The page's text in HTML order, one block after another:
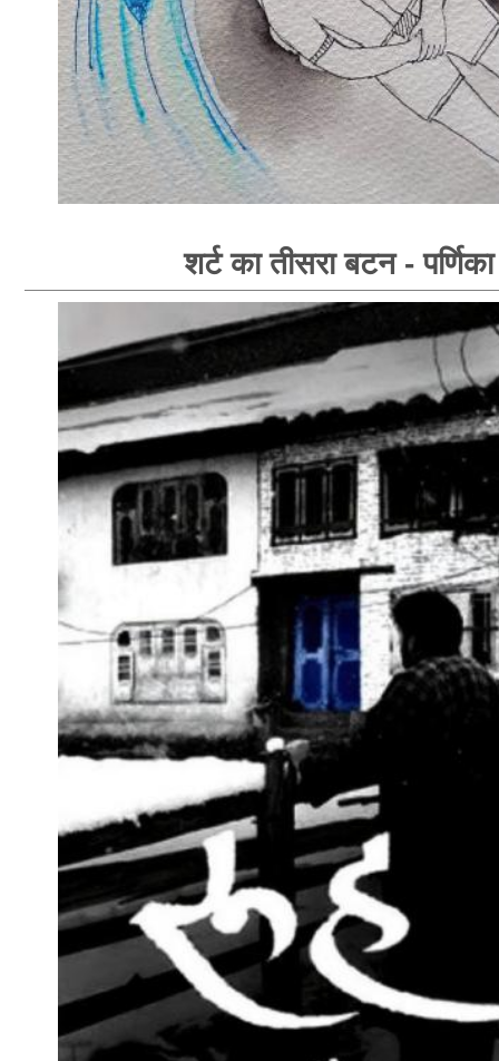
शर्ट का तीसरा बटन - पर्णिका